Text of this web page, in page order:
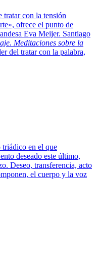
tratar con la tensión
ofrece el punto de
Eva Meijer. Santiago
Meditaciones sobre la
del tratar con la palabra,
triádico en el que
deseado este último,
Deseo, transferencia, acto
el cuerpo y la voz